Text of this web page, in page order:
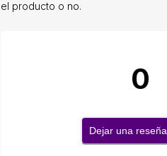
el producto o no.
0
Dejar una reseña